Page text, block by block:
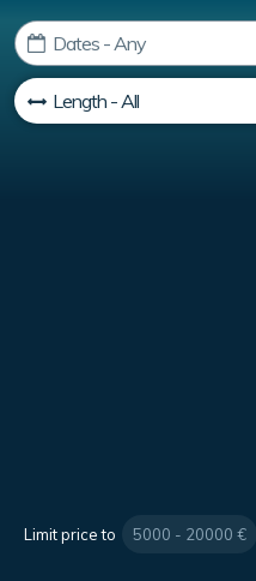
Limit price to 5000 - 20000 €